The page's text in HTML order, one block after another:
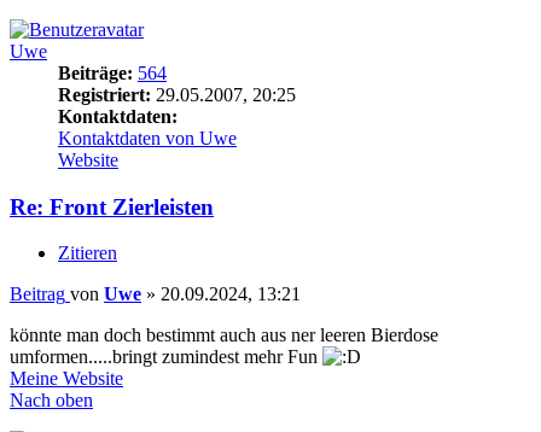
Uwe
Beiträge: 564
Registriert: 29.05.2007, 20:25
Kontaktdaten:
Kontaktdaten von Uwe
Website
Re: Front Zierleisten
Zitieren
Beitrag von Uwe » 20.09.2024, 13:21
könnte man doch bestimmt auch aus ner leeren Bierdose
umformen.....bringt zumindest mehr Fun
Meine Website
Nach oben